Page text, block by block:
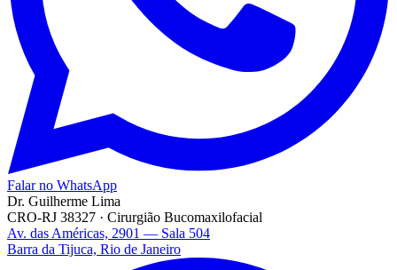
Falar no WhatsApp
Dr. Guilherme Lima
CRO-RJ 38327 · Cirurgião Bucomaxilofacial
Av. das Américas, 2901 — Sala 504
Barra da Tijuca, Rio de Janeiro